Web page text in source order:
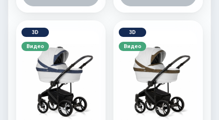
3D
Видео
3D
Видео